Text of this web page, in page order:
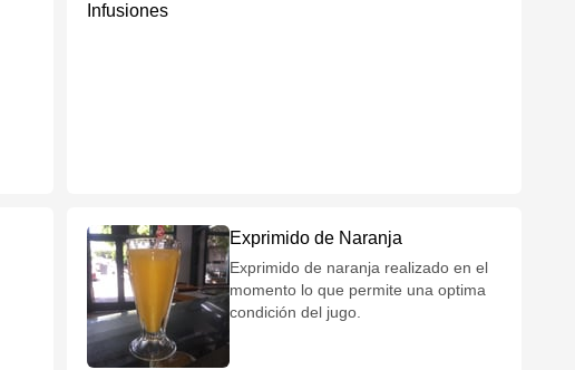
Infusiones
Exprimido de Naranja
Exprimido de naranja realizado en el
momento lo que permite una optima
condición del jugo.